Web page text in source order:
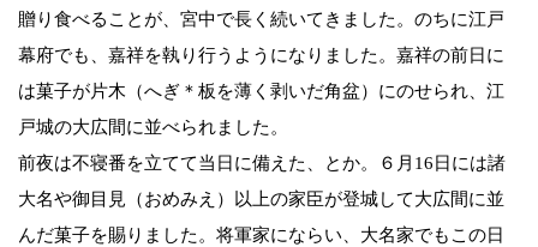
贈り食べることが、宮中で長く続いてきました。のちに江戸
幕府でも、嘉祥を執り行うようになりました。嘉祥の前日に
は菓子が片木（へぎ＊板を薄く剥いだ角盆）にのせられ、江
戸城の大広間に並べられました。
前夜は不寝番を立てて当日に備えた、とか。６月16日には諸
大名や御目見（おめみえ）以上の家臣が登城して大広間に並
んだ菓子を賜りました。将軍家にならい、大名家でもこの日